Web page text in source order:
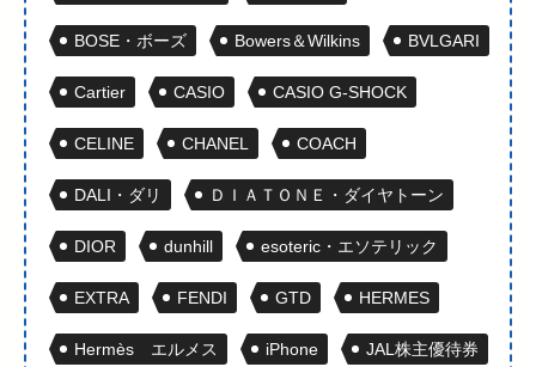
BOSE・ボーズ Bowers＆Wilkins BVLGARI
Cartier CASIO CASIO G-SHOCK
CELINE CHANEL COACH
DALI・ダリ ＤＩＡＴＯＮＥ・ダイヤトーン
DIOR dunhill esoteric・エソテリック
EXTRA FENDI GTD HERMES
Hermès エルメス iPhone JAL株主優待券